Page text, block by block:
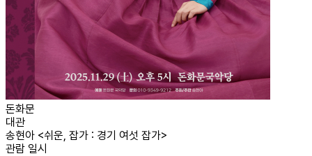
돈화문
대관
송현아 <쉬운, 잡가 : 경기 여섯 잡가>
관람 일시